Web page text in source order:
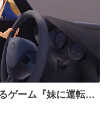
ゲーム『妹に運転を
けの道路で生き残れ